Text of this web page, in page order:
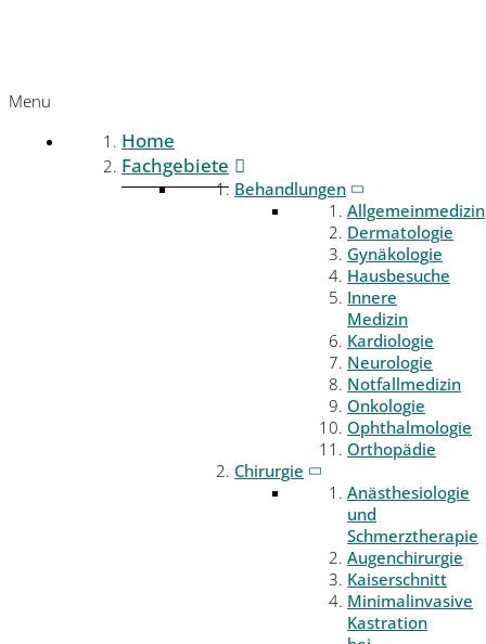
Menu
Home
Fachgebiete
Behandlungen
Allgemeinmedizin
Dermatologie
Gynäkologie
Hausbesuche
Innere
Medizin
Kardiologie
Neurologie
Notfallmedizin
Onkologie
Ophthalmologie
Orthopädie
Chirurgie
Anästhesiologie
und
Schmerztherapie
Augenchirurgie
Kaiserschnitt
Minimalinvasive
Kastration